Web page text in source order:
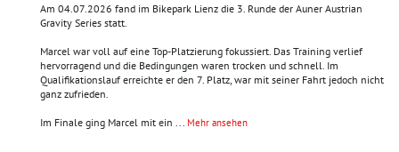
Am 04.07.2026 fand im Bikepark Lienz die 3. Runde der Auner Austrian
Gravity Series statt.
Marcel war voll auf eine Top-Platzierung fokussiert. Das Training verlief
hervorragend und die Bedingungen waren trocken und schnell. Im
Qualifikationslauf erreichte er den 7. Platz, war mit seiner Fahrt jedoch nicht
ganz zufrieden.
Im Finale ging Marcel mit ein Mehr ansehen